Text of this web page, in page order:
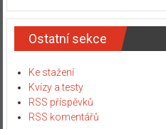
Ostatní sekce
Ke stažení
Kvízy a testy
RSS příspěvků
RSS komentářů